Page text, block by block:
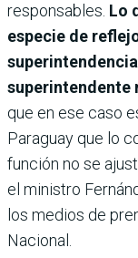
responsables. Lo
especie de
superintendente
que en ese caso
Paraguay que lo
función no se
el ministro
los medios de
Nacional.